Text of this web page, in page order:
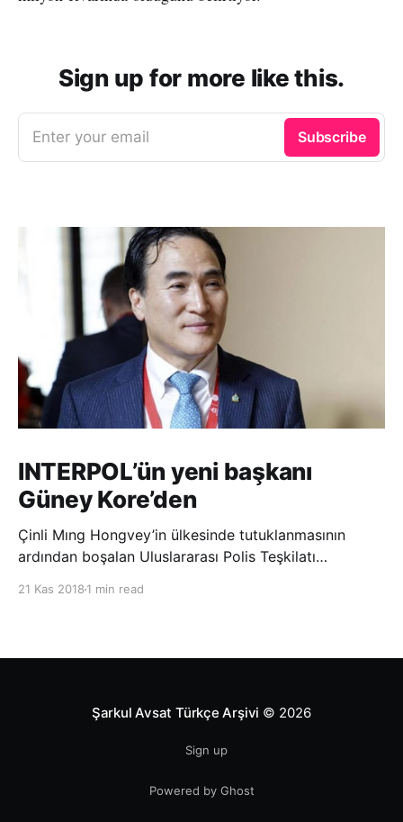
Sign up for more like this.
Enter your email Subscribe
INTERPOL’ün yeni başkanı
Güney Kore’den
Çinli Mıng Hongvey’in ülkesinde tutuklanmasının
ardından boşalan Uluslararası Polis Teşkilatı
21 Kas 2018 1 min read
Şarkul Avsat Türkçe Arşivi © 2026
Sign up
Powered by Ghost